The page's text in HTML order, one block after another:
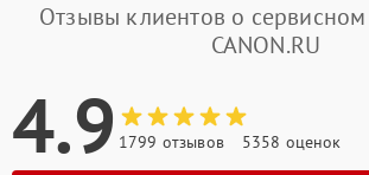
Отзывы клиентов о сервисном
CANON.RU
4.9 1799 отзывов 5358 оценок